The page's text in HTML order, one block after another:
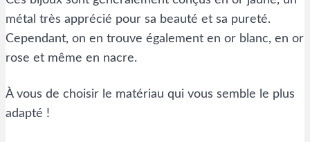
métal très apprécié pour sa beauté et sa pureté.
Cependant, on en trouve également en or blanc, en or
rose et même en nacre.
À vous de choisir le matériau qui vous semble le plus
adapté !